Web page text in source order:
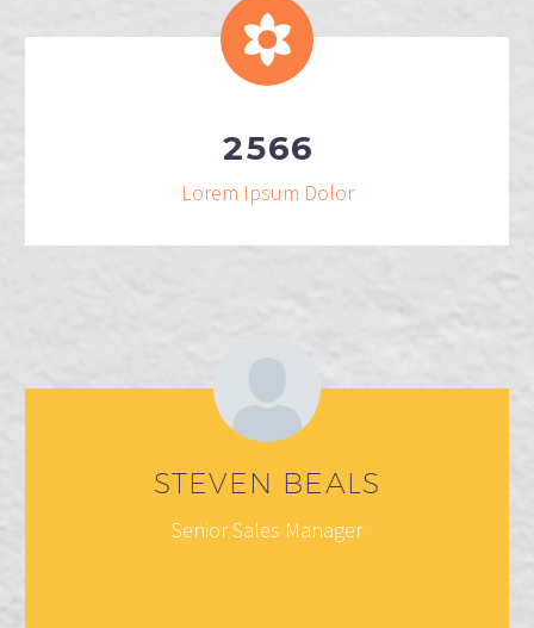
2566
Lorem Ipsum Dolor
STEVEN BEALS
Senior Sales Manager